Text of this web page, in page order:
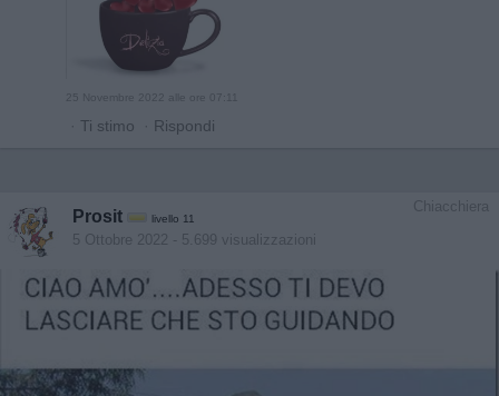
25 Novembre 2022 alle ore 07:11
· Ti stimo · Rispondi
Chiacchiera
Prosit livello 11
5 Ottobre 2022 - 5.699 visualizzazioni